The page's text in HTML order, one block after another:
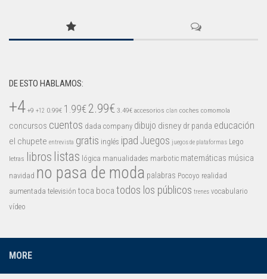
Pocoyó
Tinybop
DE ESTO HABLAMOS:
+4 +9 +12 0.99€ 1.99€ 2.99€ 3.49€ accesorios clan coches comomola
concursos cuentos dada company dibujo disney dr panda educación
el chupete entrevista gratis inglés ipad Juegos juegos de plataformas Lego
letras libros listas lógica manualidades marbotic matemáticas música
navidad no pasa de moda palabras Pocoyo realidad
aumentada televisión toca boca todos los públicos trenes vocabulario
vídeo
MORE